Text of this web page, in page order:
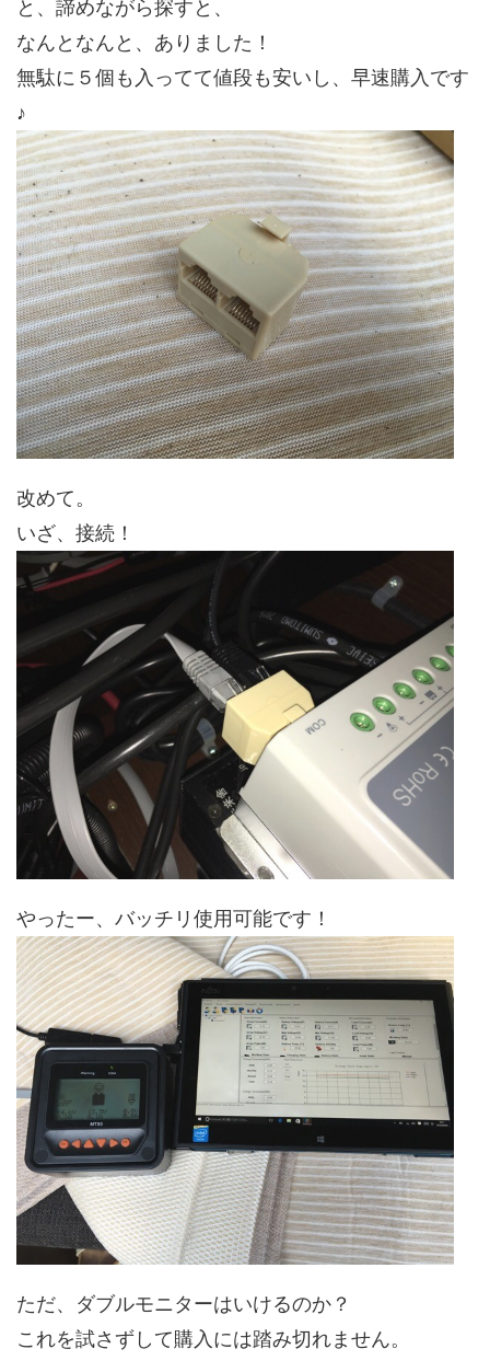
と、諦めながら探すと、
なんとなんと、ありました！
無駄に５個も入ってて値段も安いし、早速購入です
♪
改めて。
いざ、接続！
やったー、バッチリ使用可能です！
ただ、ダブルモニターはいけるのか？
これを試さずして購入には踏み切れません。